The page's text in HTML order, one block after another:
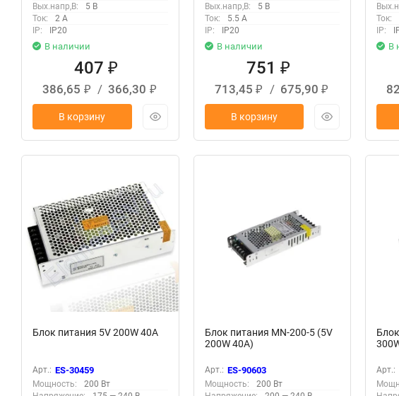
Вых.напр,В:
5 В
Ток:
2 А
IP:
IP20
В наличии
407₽
386,65 ₽ /366,30 ₽
В корзину
Вых.напр,В:
5 В
Ток:
5.5 А
IP:
IP20
В наличии
751 ₽
713,45 ₽ / 675,90 ₽
В корзину
Ток:
IP:
В
Блок питания 5V 200W 40A
Арт.: ES-30459
Мощность:
200 Вт
Блок питания MN-200-5 (5V
200W 40A)
Арт.: ES-90603
Мощность:
200 Вт
Арт.: